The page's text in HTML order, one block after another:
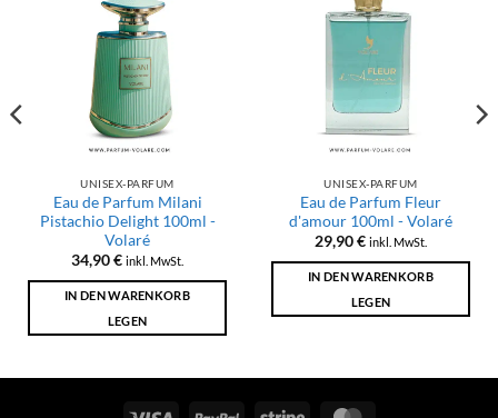
UNISEX-PARFUM
Eau de Parfum Milani
Pistachio Delight 100ml -
Volaré
34,90€ inkl. MwSt.
IN DEN WARENKORB
LEGEN
UNISEX-PARFUM
Eau de Parfum Fleur
d'amour 100ml - Volaré
29,90€ inkl. MwSt.
IN DEN WARENKORB
LEGEN